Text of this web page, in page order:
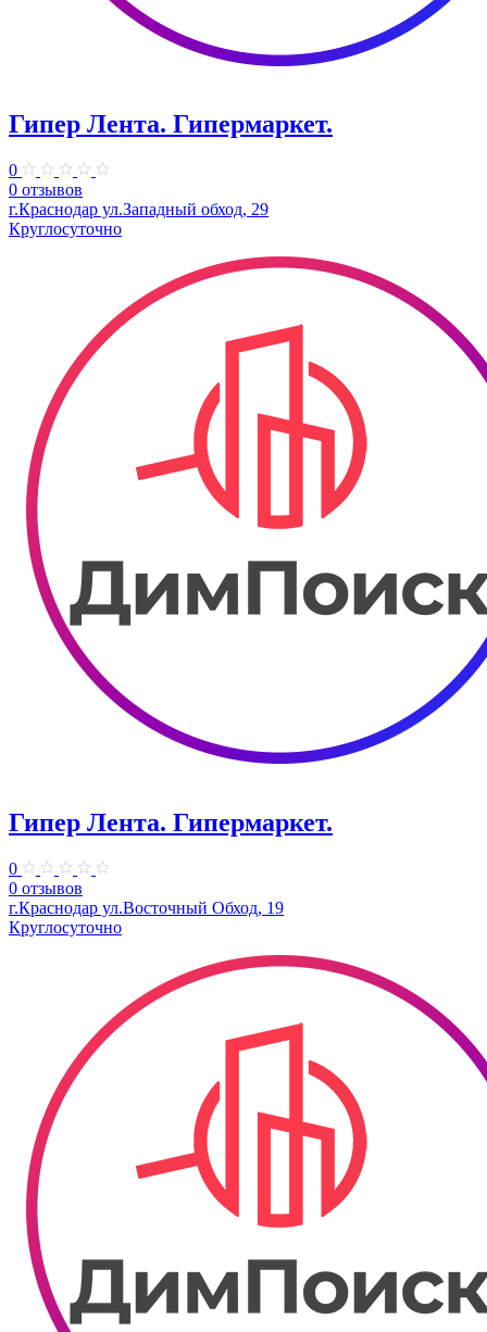
Гипер Лента. Гипермаркет.
0
0 отзывов
г.Краснодар ул.Западный обход, 29
Круглосуточно
Гипер Лента. Гипермаркет.
0
0 отзывов
г.Краснодар ул.Восточный Обход, 19
Круглосуточно